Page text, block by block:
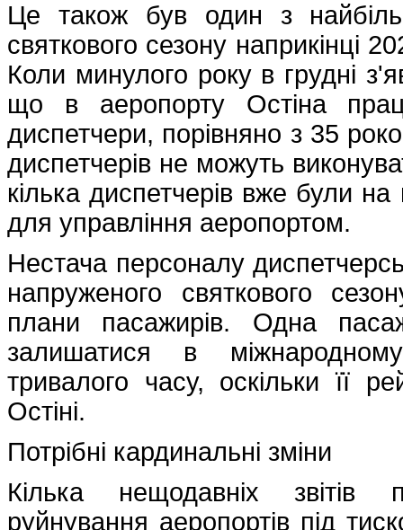
Це також був один з
святкового сезону наприкінці
Коли минулого року в грудні
що в аеропорту Остіна
диспетчери, порівняно з 35
диспетчерів не можуть
кілька диспетчерів вже були
для управління аеропортом.
Нестача персоналу
напруженого святкового
плани пасажирів. Одна
залишатися в
тривалого часу, оскільки її
Остіні.
Потрібні кардинальні зміни
Кілька нещодавніх звітів
руйнування аеропортів під